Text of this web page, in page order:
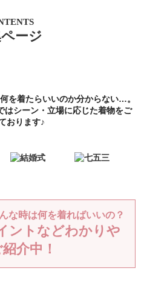
ージ
を着たらいいのか分からない…。
シーン・立場に応じた着物をご
おります♪
な時は何を着ればいいの？
ントなどわかりや
介中！